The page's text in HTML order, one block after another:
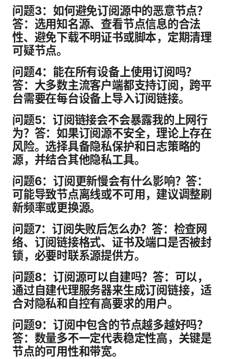
问题3：如何避免订阅源中的恶意节点？
答：选用知名源、查看节点信息的合法
性、避免下载不明证书或脚本，定期清理
可疑节点。
问题4：能在所有设备上使用订阅吗？
答：大多数主流客户端都支持订阅，跨平
台需要在每台设备上导入订阅链接。
问题5：订阅链接会不会暴露我的上网行
为？答：如果订阅源不安全，理论上存在
风险。选择具备隐私保护和日志策略的
源，并结合其他隐私工具。
问题6：订阅更新慢会有什么影响？答：
可能导致节点离线或不可用，建议调整刷
新频率或更换源。
问题7：订阅失败后怎么办？答：检查网
络、订阅链接格式、证书及端口是否被封
锁，必要时联系源提供方。
问题8：订阅源可以自建吗？答：可以，
通过自建代理服务器来生成订阅链接，适
合对隐私和自控有高要求的用户。
问题9：订阅中包含的节点越多越好吗？
答：数量多不一定代表稳定性高，关键是
节点的可用性和带宽。